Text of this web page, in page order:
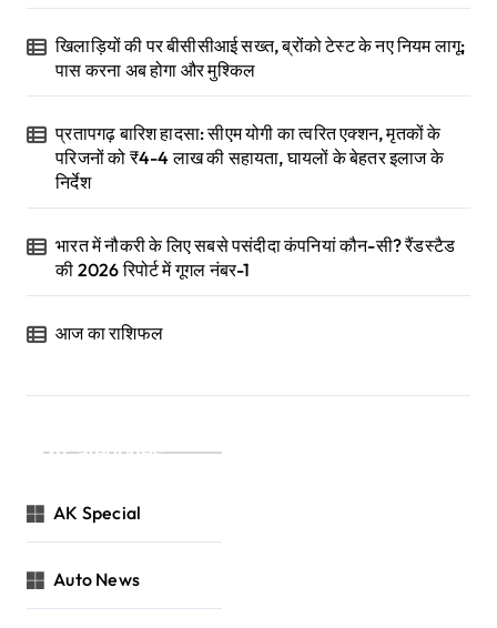
खिलाड़ियों की पर बीसीसीआई सख्त, ब्रोंको टेस्ट के नए नियम लागू;
पास करना अब होगा और मुश्किल
प्रतापगढ़ बारिश हादसा: सीएम योगी का त्वरित एक्शन, मृतकों के
परिजनों को ₹4-4 लाख की सहायता, घायलों के बेहतर इलाज के
निर्देश
भारत में नौकरी के लिए सबसे पसंदीदा कंपनियां कौन-सी? रैंडस्टैड
की 2026 रिपोर्ट में गूगल नंबर-1
आज का राशिफल
Categories
AK Special
Auto News